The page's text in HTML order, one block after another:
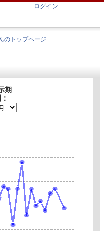
ログイン
のトップページ
期